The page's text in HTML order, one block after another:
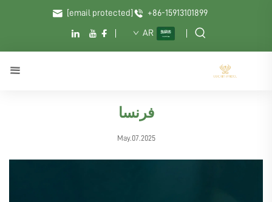
+86-15913101899
[email protected]
AR
فرنسا
May.07.2025